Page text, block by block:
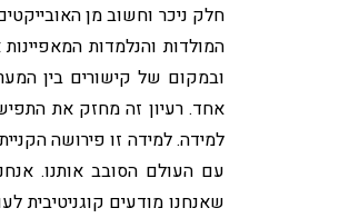
חלק ניכר וחשוב מן
המולדות והנלמדות
ובמקום של קישורים בין
אחד. רעיון זה מחזק את
למידה. למידה זו פירושה
עם העולם הסובב אותנו.
שאנחנו מודעים קוגניטיבית